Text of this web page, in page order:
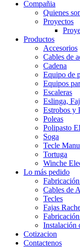
Compañia
Quienes
Proyectos
Productos
Accesorios
Cables de
Cadena
Equipo de
Equipos
Escaleras
Eslinga,
Estrobos y
Poleas
Polipasto
Soga
Tecle
Tortuga
Winche
Lo más pedido
Cables de
Tecles
Fajas
Instalación
Cotizacion
Contactenos